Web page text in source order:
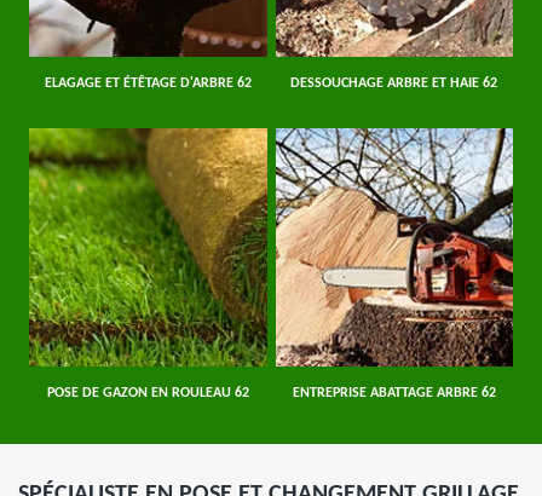
ELAGAGE ET ÉTÊTAGE D'ARBRE 62 DESSOUCHAGE ARBRE ET HAIE 62
POSE DE GAZON EN ROULEAU 62 ENTREPRISE ABATTAGE ARBRE 62